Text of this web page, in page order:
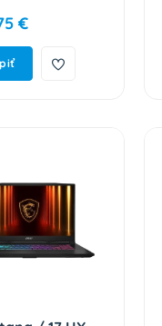
/ 3R On-
€